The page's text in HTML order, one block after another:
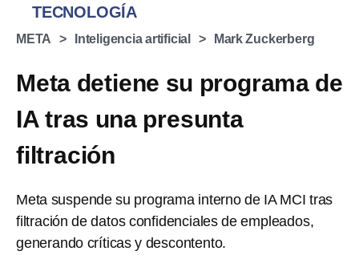
TECNOLOGÍA
META Inteligencia artificial Mark Zuckerberg
Meta detiene su programa de
IA tras una presunta
filtración
Meta suspende su programa interno de IA MCI tras
filtración de datos confidenciales de empleados,
generando críticas y descontento.